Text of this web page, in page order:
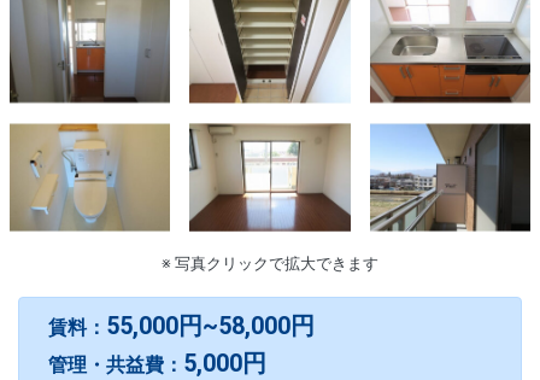
※ 写真クリックで拡大できます
賃料： 55,000円~58,000円
管理・共益費： 5,000円